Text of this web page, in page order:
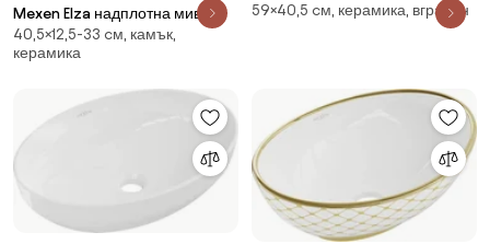
Mexen Elza надплотна мивка
40 x 33 см, бежова камък -
21014095
40,5×12,5-33 cм, камък,
керамика
40 см, бяла - 21056000
59×40,5 cм, керамика, вграден